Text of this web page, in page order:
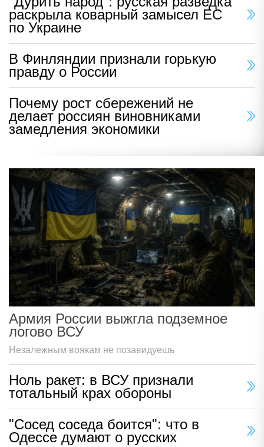
раскрыла коварный замысел ЕС
по Украине
В Финляндии признали горькую
правду о России
Почему рост сбережений не
делает россиян виновниками
замедления экономики
Армия России выжгла подземное
логово ВСУ
Незалежным воякам не позавидуешь
Ноль ракет: в ВСУ признали
тотальный крах обороны
"Сосед соседа боится": что в
Одессе думают о русских